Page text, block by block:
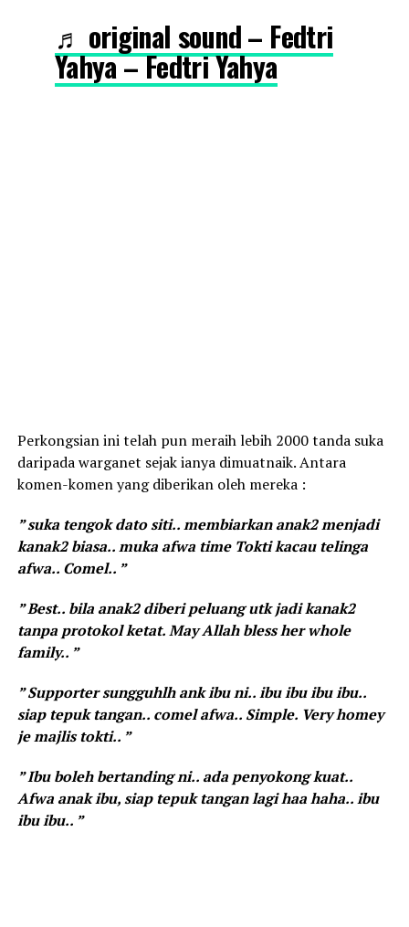
♬ original sound – Fedtri
Yahya – Fedtri Yahya
Perkongsian ini telah pun meraih lebih 2000 tanda suka
daripada warganet sejak ianya dimuatnaik. Antara
komen-komen yang diberikan oleh mereka :
” suka tengok dato siti.. membiarkan anak2 menjadi
kanak2 biasa.. muka afwa time Tokti kacau telinga
afwa.. Comel.. ”
” Best.. bila anak2 diberi peluang utk jadi kanak2
tanpa protokol ketat. May Allah bless her whole
family.. ”
” Supporter sungguhlh ank ibu ni.. ibu ibu ibu ibu..
siap tepuk tangan.. comel afwa.. Simple. Very homey
je majlis tokti.. ”
” Ibu boleh bertanding ni.. ada penyokong kuat..
Afwa anak ibu, siap tepuk tangan lagi haa haha.. ibu
ibu ibu.. ”